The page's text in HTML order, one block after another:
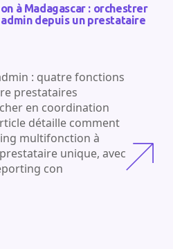
à Madagascar : orchestrer
depuis un prestataire
: quatre fonctions
prestataires
en coordination
détaille comment
multifonction à
unique, avec
con